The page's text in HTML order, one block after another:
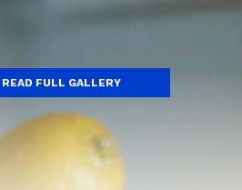
READ FULL GALLERY